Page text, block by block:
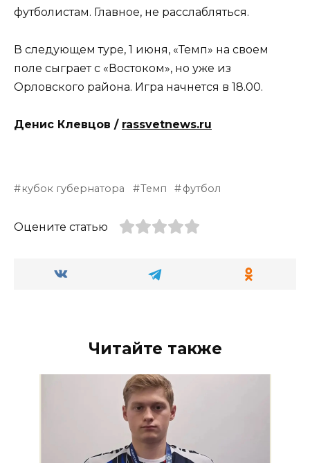
футболистам. Главное, не расслабляться.
В следующем туре, 1 июня, «Темп» на своем
поле сыграет с «Востоком», но уже из
Орловского района. Игра начнется в 18.00.
Денис Клевцов / rassvetnews.ru
кубок губернатора Темп футбол
Оцените статью
Читайте также